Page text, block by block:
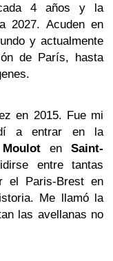
4 años y la
2027. Acuden en
y actualmente
de París, hasta
en 2015. Fue mi
a entrar en la
enSaint-
entre tantas
el Paris-Brest en
Me llamó la
las avellanas no